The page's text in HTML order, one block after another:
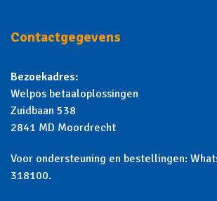
Contactgegevens
Bezoekadres:
Welpos betaaloplossingen
Zuidbaan 538
2841 MD Moordrecht
Voor ondersteuning en bestellingen:
318100.